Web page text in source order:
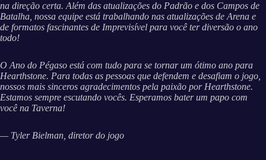
na direção certa. Além das atualizações do Padrão e dos Campos de
Batalha, nossa equipe está trabalhando nas atualizações de Arena e
de formatos fascinantes de Imprevisível para você ter diversão o ano
todo!
O Ano do Pégaso está com tudo para se tornar um ótimo ano para
Hearthstone. Para todas as pessoas que defendem e desafiam o jogo,
nossos mais sinceros agradecimentos pela paixão por Hearthstone.
Estamos sempre escutando vocês. Esperamos bater um papo com
você na Taverna!
— Tyler Bielman, diretor do jogo